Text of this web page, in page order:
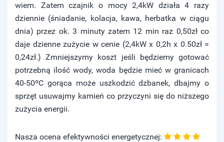
wiem. Zatem czajnik o mocy 2,4kW działa 4 razy
dziennie (śniadanie, kolacja, kawa, herbatka w ciągu
dnia) przez ok. 3 minuty zatem 12 min raz 0,50zł co
daje dzienne zużycie w cenie (2,4kW x 0,2h x 0.50zł =
0,24zł.) Zmniejszymy koszt jeśli będziemy gotować
potrzebną ilość wody, woda będzie mieć w granicach
40-50ºC gorąca może uszkodzić dzbanek, dbajmy o
sprzęt usuwajmy kamień co przyczyni się do niższego
zużycia energii.
Nasza ocena efektywności energetycznej: